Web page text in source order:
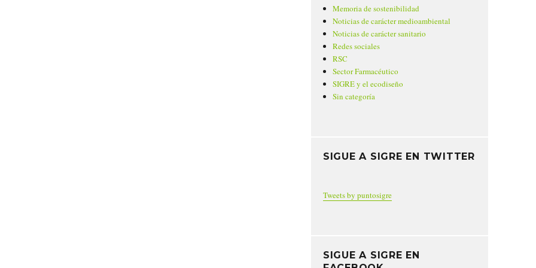
Memoria de sostenibilidad
Noticias de carácter medioambiental
Noticias de carácter sanitario
Redes sociales
RSC
Sector Farmacéutico
SIGRE y el ecodiseño
Sin categoría
SIGUE A SIGRE EN TWITTER
Tweets by puntosigre
SIGUE A SIGRE EN